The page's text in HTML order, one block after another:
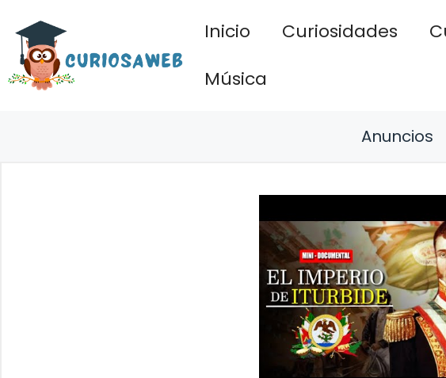
contenido
Inicio Curiosidades
Música
Anuncios